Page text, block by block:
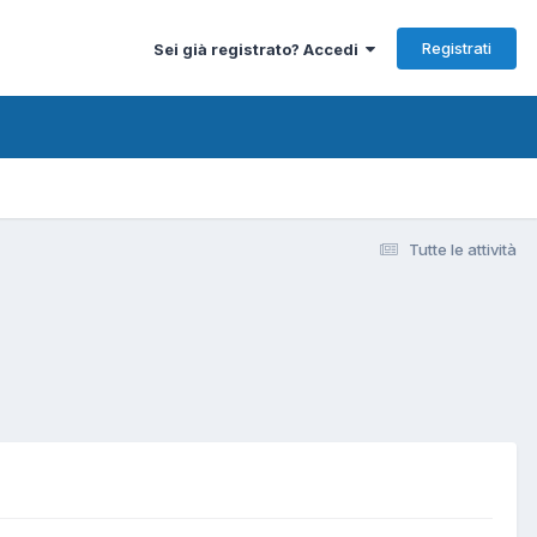
Sei già registrato? Accedi Registrati
Tutte le attività